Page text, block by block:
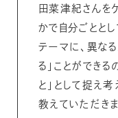
田菜津紀さんを
かで自分ごとと
テーマに、異な
る」ことができる
と」として捉え
教えていただきま